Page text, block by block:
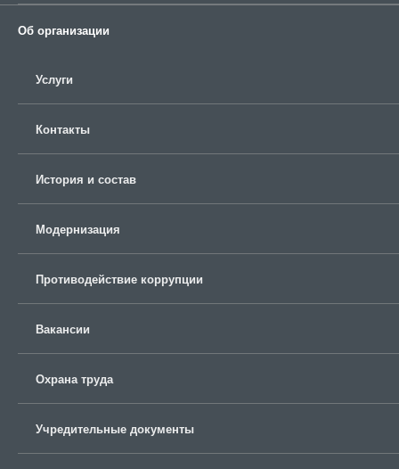
Об организации
Услуги
Контакты
История и состав
Модернизация
Противодействие коррупции
Вакансии
Охрана труда
Учредительные документы